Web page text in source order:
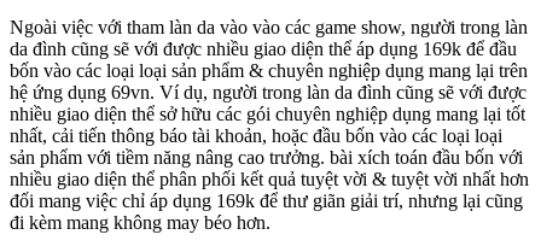
Ngoài việc với tham làn da vào vào các game show, người trong làn
da đình cũng sẽ với được nhiều giao diện thể áp dụng 169k để đầu
bốn vào các loại loại sản phẩm & chuyên nghiệp dụng mang lại trên
hệ ứng dụng 69vn. Ví dụ, người trong làn da đình cũng sẽ với được
nhiều giao diện thể sở hữu các gói chuyên nghiệp dụng mang lại tốt
nhất, cải tiến thông báo tài khoản, hoặc đầu bốn vào các loại loại
sản phẩm với tiềm năng nâng cao trưởng. bài xích toán đầu bốn với
nhiều giao diện thể phân phối kết quả tuyệt vời & tuyệt vời nhất hơn
đối mang việc chỉ áp dụng 169k để thư giãn giải trí, nhưng lại cũng
đi kèm mang không may béo hơn.